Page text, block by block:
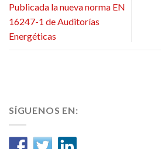
Publicada la nueva norma EN
16247-1 de Auditorías
Energéticas
SÍGUENOS EN: